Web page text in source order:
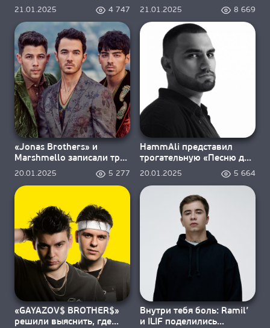
песню
21.01.2025 4 747
новинку 24 января
21.01.2025 8 669
«Jonas Brothers» и
Marshmello записали трек
«Slow Motion»
20.01.2025 5 277
HammAli представил
трогательную «Песню для
жены»
20.01.2025 5 664
«GAYAZOV$ BROTHER$»
решили выяснить, где
Внутри тебя боль: Ramil’
и ILIF поделились